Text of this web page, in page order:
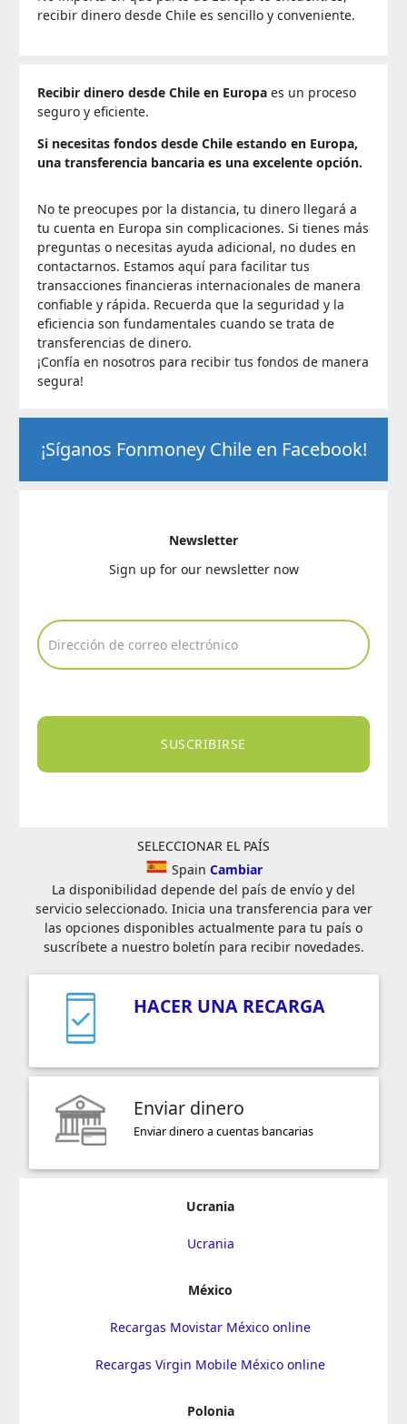
recibir dinero desde Chile es sencillo y conveniente.
Recibir dinero desde Chile en Europa es un proceso
seguro y eficiente.
Si necesitas fondos desde Chile estando en Europa,
una transferencia bancaria es una excelente opción.
No te preocupes por la distancia, tu dinero llegará a
tu cuenta en Europa sin complicaciones. Si tienes más
preguntas o necesitas ayuda adicional, no dudes en
contactarnos. Estamos aquí para facilitar tus
transacciones financieras internacionales de manera
confiable y rápida. Recuerda que la seguridad y la
eficiencia son fundamentales cuando se trata de
transferencias de dinero.
¡Confía en nosotros para recibir tus fondos de manera
segura!
¡Síganos Fonmoney Chile en Facebook!
Newsletter
Sign up for our newsletter now
SUSCRIBIRSE
SELECCIONAR EL PAÍS
Spain Cambiar
La disponibilidad depende del país de envío y del
servicio seleccionado. Inicia una transferencia para ver
las opciones disponibles actualmente para tu país o
suscríbete a nuestro boletín para recibir novedades.
HACER UNA RECARGA
Enviar dinero
Enviar dinero a cuentas bancarias
Ucrania
Ucrania
México
Recargas Movistar México online
Recargas Virgin Mobile México online
Polonia